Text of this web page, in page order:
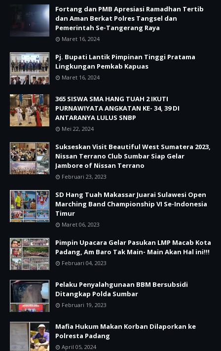
Fortang dan PMB Apresiasi Ramadhan Tertib
dan Aman Berkat Polres Tangsel dan
Pemerintah Se-Tangerang Raya
Maret 16, 2024
Pj. Bupati Lantik Pimpinan Tinggi Pratama
Lingkungan Pemkab Kapuas
Maret 16, 2024
365 SISWA SMA HANG TUAH 2 IKUTI
PURNAWIYATA ANGKATAN KE- 34, 39 DI
ANTARANYA LULUS SNBP
Mei 22, 2024
Sukseskan Visit Beautiful West Sumatera 2023,
Nissan Terrano Club Sumbar Siap Gelar
Jambore of Nissan Terrano
Februari 23, 2023
SD Hang Tuah Makassar Juarai Sulawesi Open
Marching Band Championship VI Se-Indonesia
Timur
Maret 06, 2023
Pimpin Upacara Gelar Pasukan LMP Macab Kota
Padang, Am Baro Tak Main- Main Akan Hal ini!!!
Februari 04, 2023
Pelaku Penyalahgunaan BBM Bersubsidi
Ditangkap Polda Sumbar
Februari 19, 2023
Mafia Hukum Makan Korban Dilaporkan ke
Polresta Padang
April 05, 2024